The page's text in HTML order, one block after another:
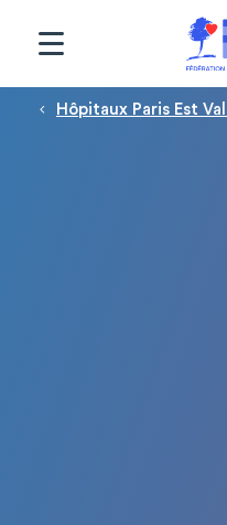
Fil d'Ariane
Hôpitaux Paris Est
Panneau de gestion des